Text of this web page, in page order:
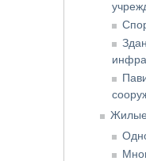
Жилые